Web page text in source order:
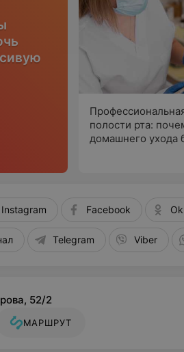
полости рта:
домашнего ухода
Instagram Facebook Ok
Telegram Viber
52/2
МАРШРУТ